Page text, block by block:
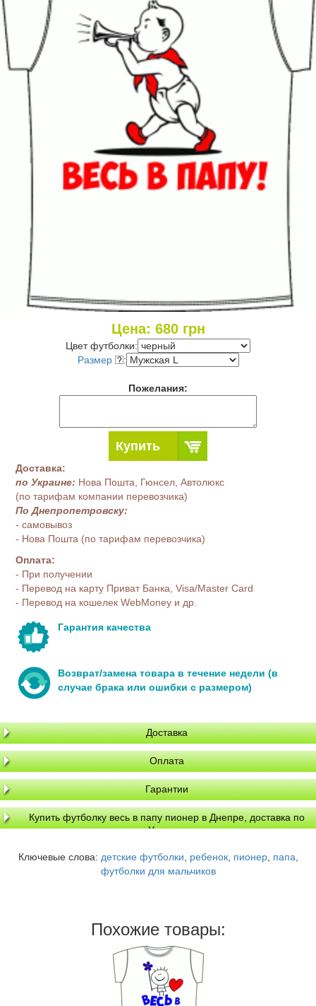
Цена: 680грн
Цвет футболки:
Размер
:
Пожелания:
Купить
Доставка:
по Украине: Нова Пошта, Гюнсел, Автолюкс
(по тарифам компании перевозчика)
По Днепропетровску:
- самовывоз
- Нова Пошта (по тарифам перевозчика)
Оплата:
- При получении
- Перевод на карту Приват Банка, Visa/Master Card
- Перевод на кошелек WebMoney и др.
Гарантия качества
Возврат/замена товара в течение недели (в
случае брака или ошибки с размером)
Доставка
Оплата
Гарантии
Купить футболку весь в папу пионер в Днепре, доставка по
Украине
Ключевые слова: детские футболки, ребенок, пионер, папа,
футболки для мальчиков
Похожие товары: